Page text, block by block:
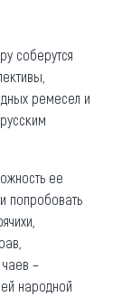
соберутся
ремесел и
ее
попробовать
чаев –
народной